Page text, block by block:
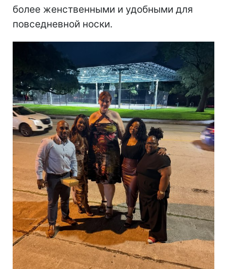
более женственными и удобными для
повседневной носки.